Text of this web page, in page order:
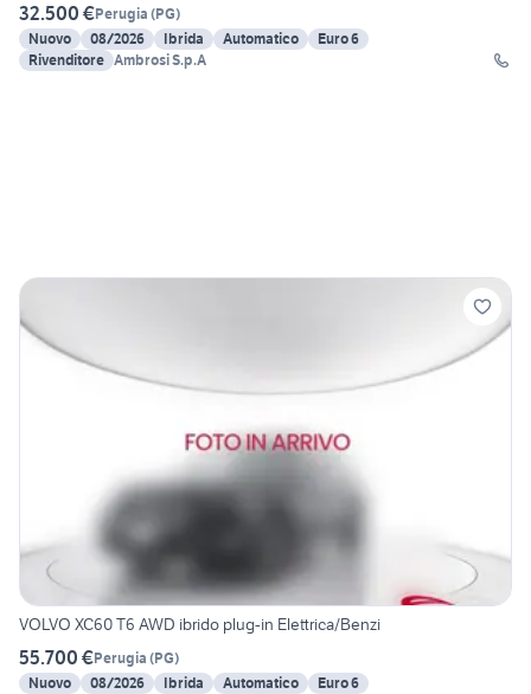
32.500 €Perugia (PG)
Nuovo
08/2026 Ibrida Automatico
Euro 6
Rivenditore Ambrosi S.p.A
VOLVO XC60 T6 AWD ibrido plug-in Elettrica/Benzi
55.700 €Perugia (PG)
Nuovo
08/2026 Ibrida Automatico
Euro 6